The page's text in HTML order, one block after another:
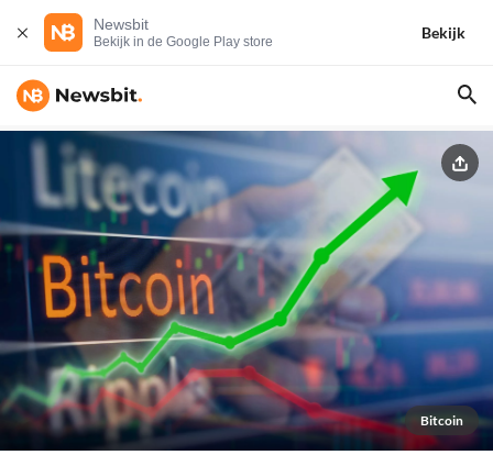
Newsbit
Bekijk in de Google Play store
Bekijk
Bitcoin